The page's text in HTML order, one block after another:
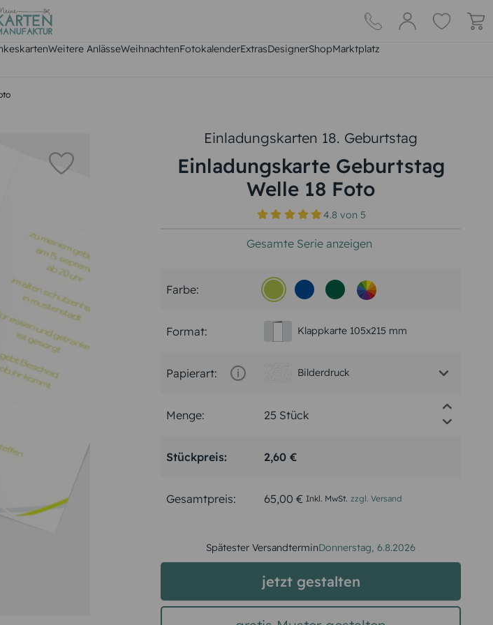
Weitere AnlässeWeihnachtenFotokalenderExtrasDesignerShopMarktplatz
Einladungskarten 18. Geburtstag
Einladungskarte Geburtstag
Welle 18 Foto
4.8von 5
Gesamte Serie anzeigen
Farbe:
Format: Klappkarte 105x215 mm
Papierart: Bilderdruck
Menge:
Stückpreis: 2,60 €
Gesamtpreis: 65,00 € Inkl. MwSt. zzgl. Versand
Spätester VersandterminDonnerstag, 6.8.2026
jetzt gestalten